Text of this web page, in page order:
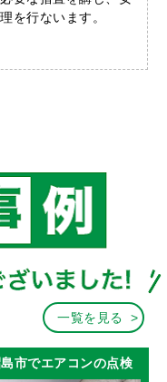
を行ないます。
き、個人情報を第三
なうために業務を委
ある場合
確保のために、セキ
。
一覧を見る
市でエアコンの点検